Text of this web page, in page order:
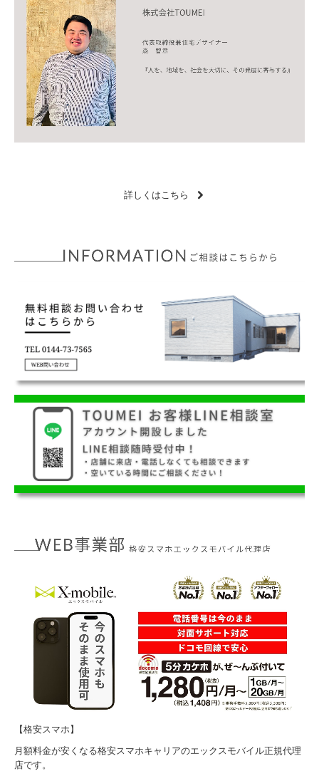
詳しくはこちら
【格安スマホ】
月額料金が安くなる格安スマホキャリアのエックスモバイル正規代理
店です。